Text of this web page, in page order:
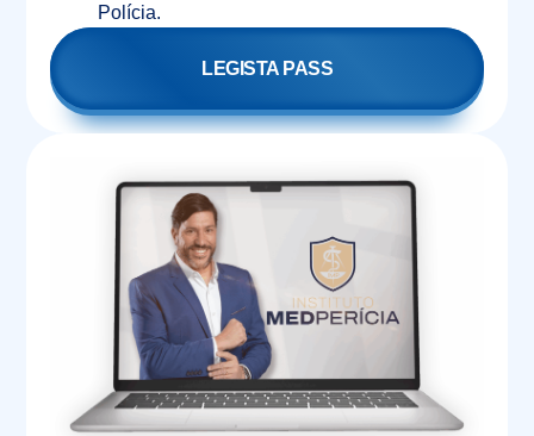
Polícia.
LEGISTA PASS